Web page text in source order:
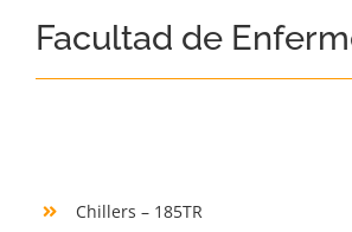
Facultad de
Chillers – 185TR